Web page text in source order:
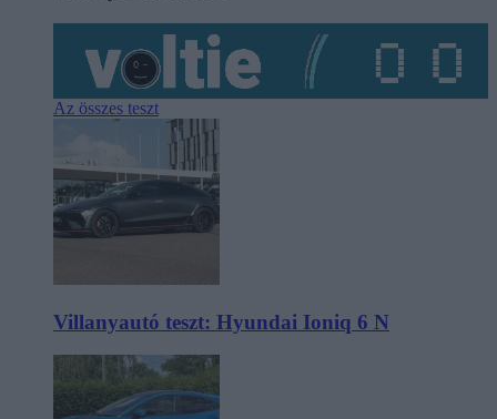
Az összes teszt
Villanyautó teszt: Hyundai Ioniq 6 N